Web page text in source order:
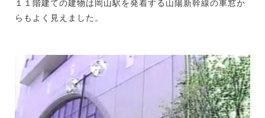
１１階建ての建物は岡山駅を発着する山陽新幹線の車窓か
らもよく見えました。